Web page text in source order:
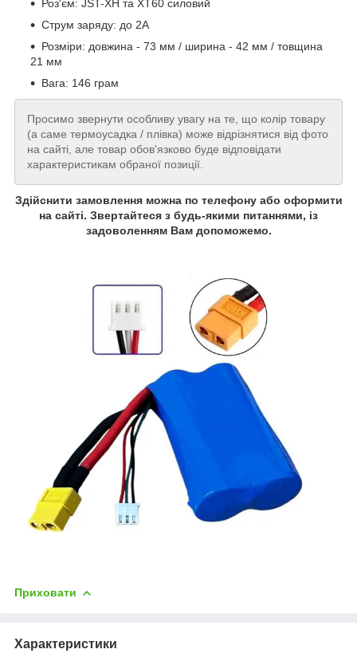
Роз'єм: JST-XH та XT60 силовий
Струм заряду: до 2А
Розміри: довжина - 73 мм / ширина - 42 мм / товщина
21 мм
Вага: 146 грам
Просимо звернути особливу увагу на те, що колір товару
(а саме термоусадка / плівка) може відрізнятися від фото
на сайті, але товар обов'язково буде відповідати
характеристикам обраної позиції.
Здійснити замовлення можна по телефону або оформити
на сайті. Звертайтеся з будь-якими питаннями, із
задоволенням Вам допоможемо.
Приховати
Характеристики